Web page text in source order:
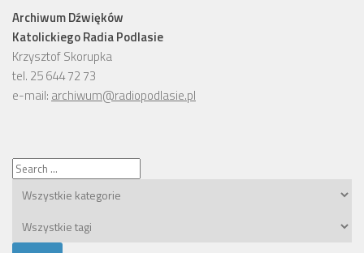
Archiwum Dźwięków
Katolickiego Radia Podlasie
Krzysztof Skorupka
tel. 25 644 72 73
e-mail: archiwum@radiopodlasie.pl